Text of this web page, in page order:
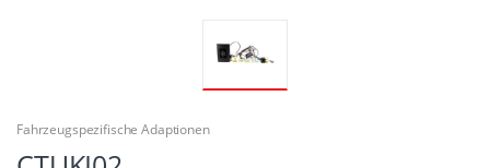
Fahrzeugspezifische Adaptionen